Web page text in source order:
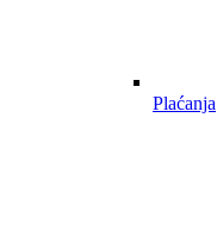
Plaćanja